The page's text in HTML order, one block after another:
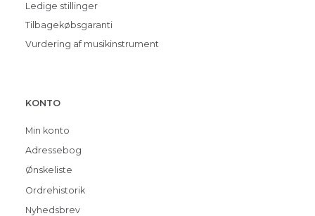
Ledige stillinger
Tilbagekøbsgaranti
Vurdering af musikinstrument
KONTO
Min konto
Adressebog
Ønskeliste
Ordrehistorik
Nyhedsbrev